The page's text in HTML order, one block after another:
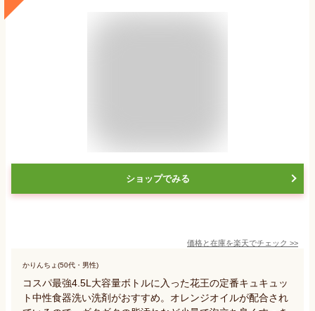
ショップでみる
価格と在庫を楽天でチェック >>
かりんちょ(50代・男性)
コスパ最強4.5L大容量ボトルに入った花王の定番キュキュッ
ト中性食器洗い洗剤がおすすめ。オレンジオイルが配合され